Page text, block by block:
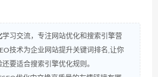
学习交流，专注网站优化和搜索引擎营
技术为企业网站提升关键词排名,让你
要适合搜索引擎优化规则。